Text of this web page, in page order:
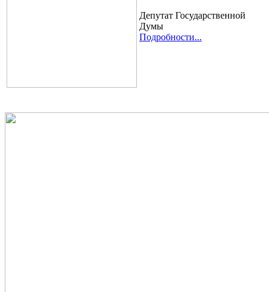
Депутат Государственной
Думы
Подробности...